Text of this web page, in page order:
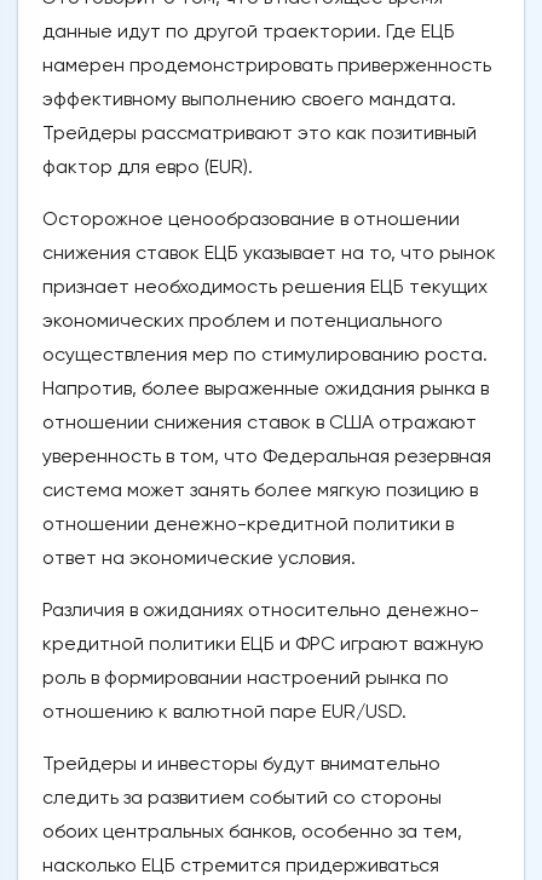
данные идут по другой траектории. Где ЕЦБ
намерен продемонстрировать приверженность
эффективному выполнению своего мандата.
Трейдеры рассматривают это как позитивный
фактор для евро (EUR).
Осторожное ценообразование в отношении
снижения ставок ЕЦБ указывает на то, что рынок
признает необходимость решения ЕЦБ текущих
экономических проблем и потенциального
осуществления мер по стимулированию роста.
Напротив, более выраженные ожидания рынка в
отношении снижения ставок в США отражают
уверенность в том, что Федеральная резервная
система может занять более мягкую позицию в
отношении денежно-кредитной политики в
ответ на экономические условия.
Различия в ожиданиях относительно денежно-
кредитной политики ЕЦБ и ФРС играют важную
роль в формировании настроений рынка по
отношению к валютной паре EUR/USD.
Трейдеры и инвесторы будут внимательно
следить за развитием событий со стороны
обоих центральных банков, особенно за тем,
насколько ЕЦБ стремится придерживаться